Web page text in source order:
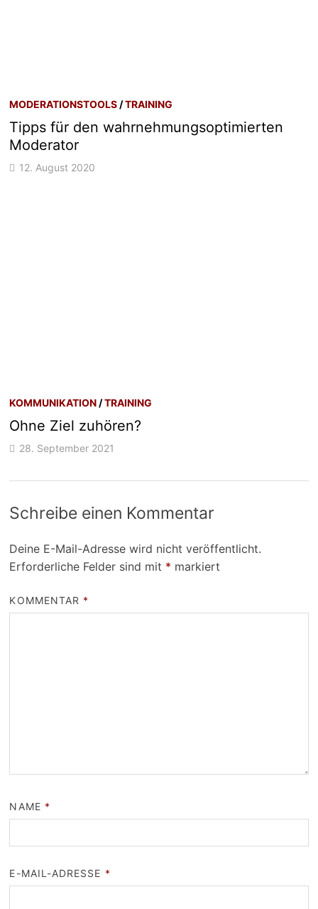
MODERATIONSTOOLS /TRAINING
Tipps für den wahrnehmungsoptimierten
Moderator
12. August 2020
KOMMUNIKATION /TRAINING
Ohne Ziel zuhören?
28. September 2021
Schreibe einen Kommentar
Deine E-Mail-Adresse wird nicht veröffentlicht.
Erforderliche Felder sind mit * markiert
KOMMENTAR *
NAME *
E-MAIL-ADRESSE *